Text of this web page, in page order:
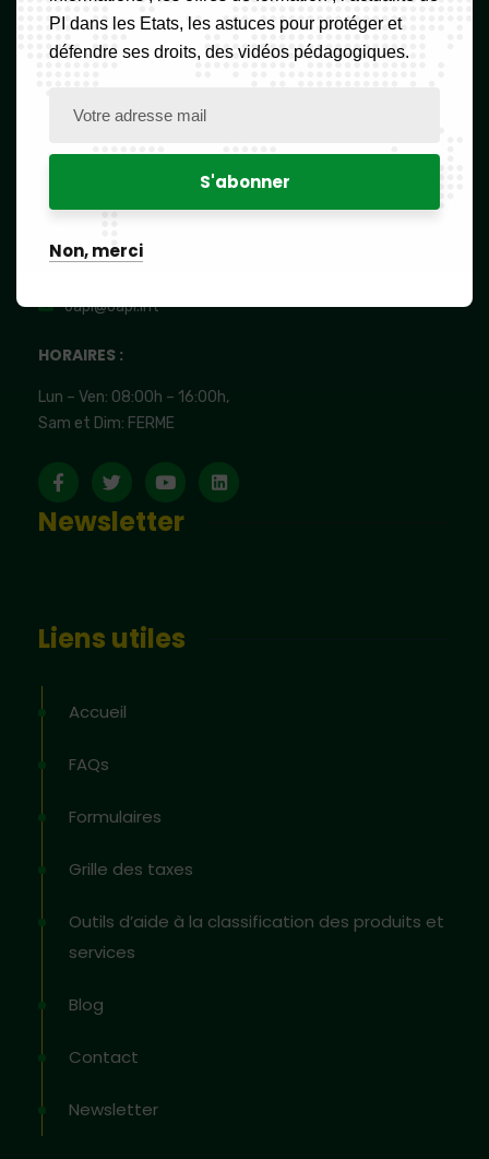
L'OAPI
(237) 677 114 084 /
Whatsapp OAPI
oapi@oapi.int
HORAIRES :
Lun – Ven: 08:00h – 16:00h,
Sam et Dim: FERME
Newsletter
Liens utiles
Accueil
FAQs
Formulaires
Grille des taxes
Outils d’aide à la classification des produits et
services
Blog
Contact
Newsletter
PI dans les Etats, les astuces pour protéger et
défendre ses droits, des vidéos pédagogiques.
Non, merci